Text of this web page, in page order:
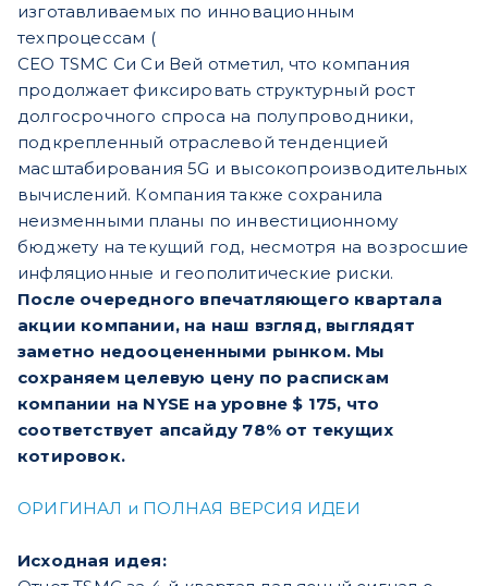
изготавливаемых по инновационным
техпроцессам (
CEO TSMC Си Си Вей отметил, что компания
продолжает фиксировать структурный рост
долгосрочного спроса на полупроводники,
подкрепленный отраслевой тенденцией
масштабирования 5G и высокопроизводительных
вычислений. Компания также сохранила
неизменными планы по инвестиционному
бюджету на текущий год, несмотря на возросшие
инфляционные и геополитические риски.
После очередного впечатляющего квартала
акции компании, на наш взгляд, выглядят
заметно недооцененными рынком. Мы
сохраняем целевую цену по распискам
компании на NYSE на уровне $ 175, что
соответствует апсайду 78% от текущих
котировок.
ОРИГИНАЛ и ПОЛНАЯ ВЕРСИЯ ИДЕИ
Исходная идея: